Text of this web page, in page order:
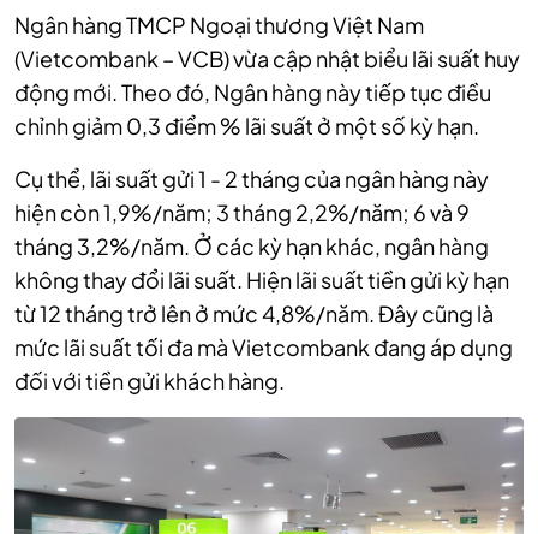
Ngân hàng TMCP Ngoại thương Việt Nam
(Vietcombank – VCB) vừa cập nhật biểu lãi suất huy
động mới. Theo đó, Ngân hàng này tiếp tục điều
chỉnh giảm 0,3 điểm % lãi suất ở một số kỳ hạn.
Cụ thể, lãi suất gửi 1 - 2 tháng của ngân hàng này
hiện còn 1,9%/năm; 3 tháng 2,2%/năm; 6 và 9
tháng 3,2%/năm. Ở các kỳ hạn khác, ngân hàng
không thay đổi lãi suất. Hiện lãi suất tiền gửi kỳ hạn
từ 12 tháng trở lên ở mức 4,8%/năm. Đây cũng là
mức lãi suất tối đa mà Vietcombank đang áp dụng
đối với tiền gửi khách hàng.